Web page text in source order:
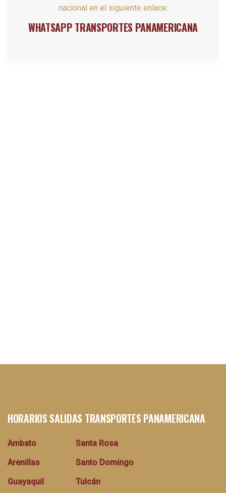
nacional en el siguiente enlace:
WHATSAPP TRANSPORTES PANAMERICANA
HORARIOS SALIDAS TRANSPORTES PANAMERICANA
Ambato
Arenillas
Guayaquil
Santa Rosa
Santo Domingo
Tulcán